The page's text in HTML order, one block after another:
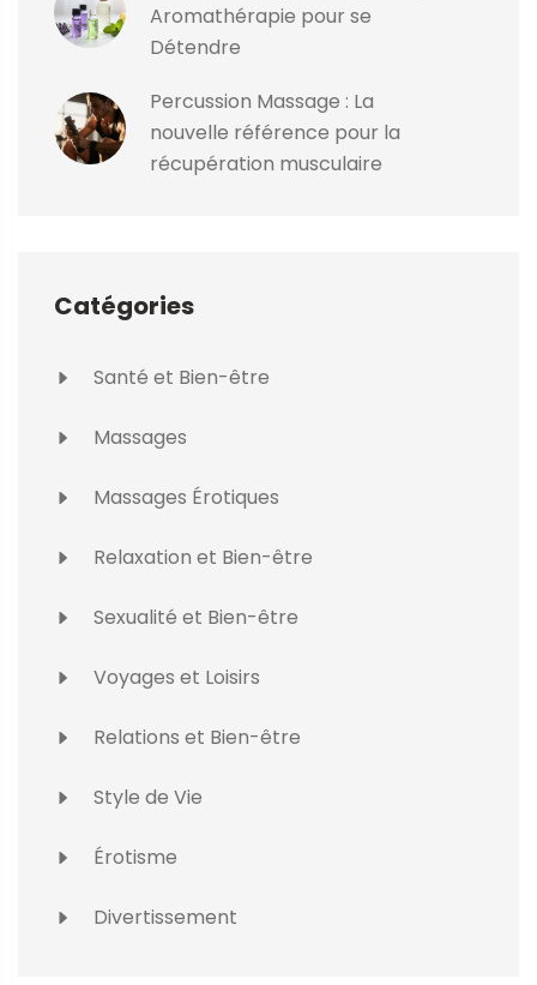
Aromathérapie pour se
Détendre
Percussion Massage : La
nouvelle référence pour la
récupération musculaire
Catégories
Santé et Bien-être
Massages
Massages Érotiques
Relaxation et Bien-être
Sexualité et Bien-être
Voyages et Loisirs
Relations et Bien-être
Style de Vie
Érotisme
Divertissement